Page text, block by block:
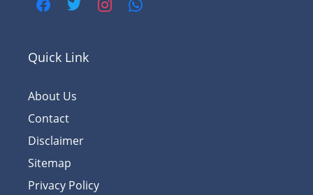
Quick Link
About Us
Contact
Disclaimer
Sitemap
Privacy Policy